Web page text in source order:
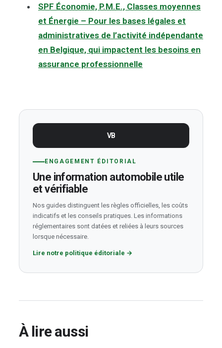
SPF Économie, P.M.E., Classes moyennes
et Énergie – Pour les bases légales et
administratives de l’activité indépendante
en Belgique, qui impactent les besoins en
assurance professionnelle
VB
ENGAGEMENT ÉDITORIAL
Une information automobile utile
et vérifiable
Nos guides distinguent les règles officielles, les coûts
indicatifs et les conseils pratiques. Les informations
réglementaires sont datées et reliées à leurs sources
lorsque nécessaire.
Lire notre politique éditoriale →
À lire aussi